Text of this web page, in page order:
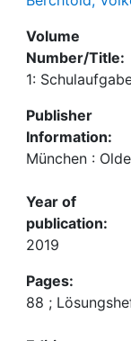
Volume
Number/Title:
1:
Publisher
Information:
München :
Year of
publication:
2019
Pages:
88 ;